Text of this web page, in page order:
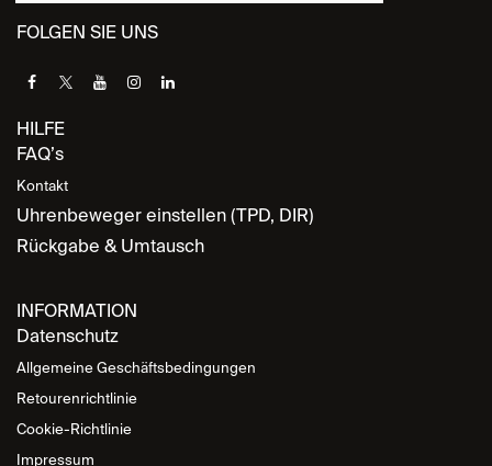
FOLGEN SIE UNS
HILFE
FAQ’s
Kontakt
Uhrenbeweger einstellen (TPD, DIR)
Rückgabe & Umtausch
INFORMATION
Datenschutz
Allgemeine Geschäftsbedingungen
Retourenrichtlinie
Cookie-Richtlinie
Impressum